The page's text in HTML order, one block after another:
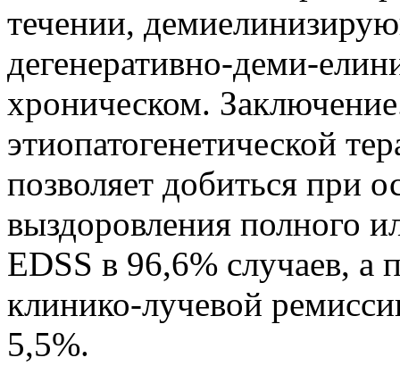
течении,
дегенеративно-деми-
хроническом.
этиопатогенетической
позволяет добиться при
выздоровления полного
EDSS в 96,6% случаев,
клинико-лучевой
5,5%.